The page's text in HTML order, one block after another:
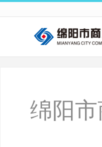
绵阳